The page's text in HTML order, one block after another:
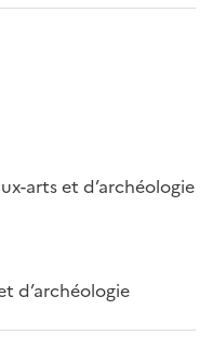
arts et d’archéologie
d’archéologie